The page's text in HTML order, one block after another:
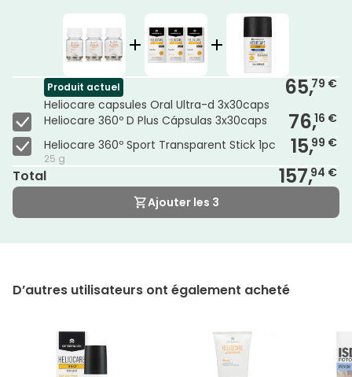
Produit actuel
Heliocare capsules Oral Ultra-d 3x30caps
65,79 €
Heliocare 360º D Plus Cápsulas 3x30caps 76,16 €
Heliocare 360º Sport Transparent Stick 1pc
25 g 15,99 €
Total 157,94 €
Ajouter les 3
D’autres utilisateurs ont également acheté